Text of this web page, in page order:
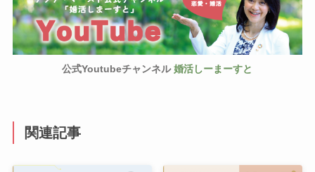
公式Youtubeチャンネル婚活しーまーすと
関連記事